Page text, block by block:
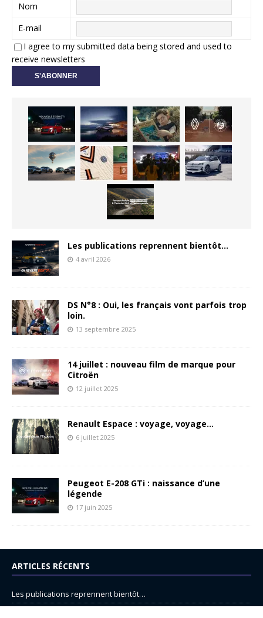
Nom
E-mail
I agree to my submitted data being stored and used to
receive newsletters
Les publications reprennent bientôt…
4 avril 2026
DS N°8 : Oui, les français vont parfois trop
loin.
13 septembre 2025
14 juillet : nouveau film de marque pour
Citroën
12 juillet 2025
Renault Espace : voyage, voyage…
6 juillet 2025
Peugeot E-208 GTi : naissance d’une
légende
17 juin 2025
ARTICLES RÉCENTS
Les publications reprennent bientôt…